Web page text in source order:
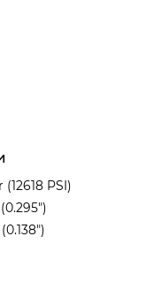
PSI)